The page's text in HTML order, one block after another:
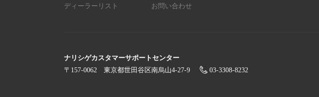
ディーラーリスト お問い合わせ
ナリシゲカスタマーサポートセンター
〒157-0062 東京都世田谷区南烏山4-27-9 03-3308-8232